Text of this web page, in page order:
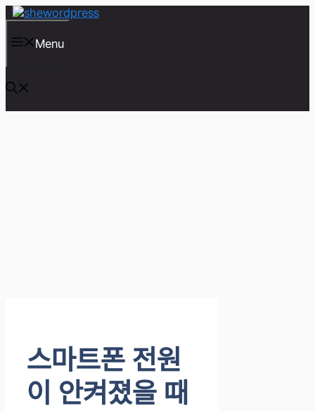
컨
츠
건
너
뛰
기
Menu
스마트폰 전원
이 안켜졌을 때